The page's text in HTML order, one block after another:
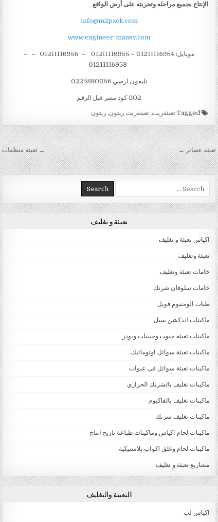
الإنتاج بجميع مراحله وتجربته على أرض الواقع
info@m2pack.com
www.engineer-mansy.com
موبايل: 01211116954 – 01211116955 – 01211116956 – –
تليفون ارضي 0225880056
002 كود مصر قبل الرقم
Tagged تعبئةريت,تعبئةريت ريتون,ريتون
تصفّح المقالات ← تعبئة منظفات تعبئة عصائر →
Search for:
تعبئة و تغليف
اكياس تعبئة و تغليف
تعبئة وتغليف
خامات تعبئة وتغليف
خامات سلوفان شرنك
طبات الومنيوم فويل
ماكينات اندكشن سيل
ماكينات تعبئة حبوب وحبيبات وبودر
ماكينات تعبئة سوائل اوتوماتيك
ماكينات تعبئة سوائل فى عبوات
ماكينات تغليف بالشرنك الحراري
ماكينات تغليف بالفاكيوم
ماكينات تغليف شرنك
ماكينات لحام اكياس وماكينات طباعة تاريخ انتاج
ماكينات لحام وغلق اكواب بلاستيكية
مشاريع تعبئة و تغليف
التعبئة والتغليف
اكياس لب